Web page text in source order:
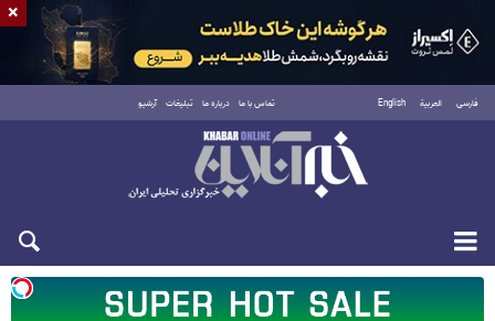
فارسی العربية English تماس با ما درباره ما تبلیغات آرشیو
شنبه ۱۷ مرداد ۱۴۰۵
×